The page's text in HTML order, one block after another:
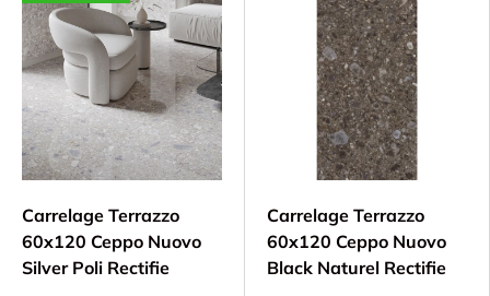
Carrelage Terrazzo
60x120 Ceppo Nuovo
Silver Poli Rectifie
Carrelage Terrazzo
60x120 Ceppo Nuovo
Black Naturel Rectifie